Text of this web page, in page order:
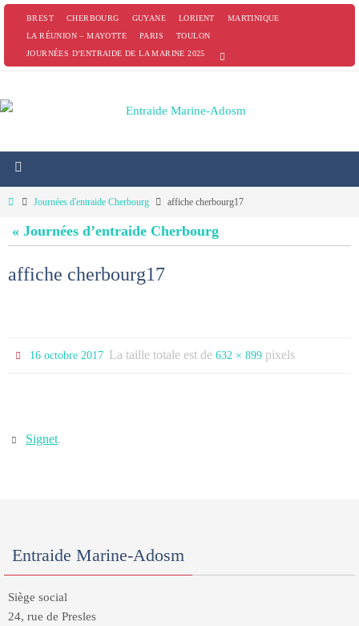
PasserBREST CHERBOURG GUYANE LORIENT
MARTINIQUE
LA RÉUNION – MAYOTTE
PARIS
TOULON
JOURNÉES D’ENTRAIDE DE LA MARINE 2025
HomeJournées d'entraide Cherbourg affiche cherbourg17
« Journées d’entraide Cherbourg
affiche cherbourg17
16 octobre 2017 La taille totale est de632 × 899 pixels
Signet.
Entraide Marine-Adosm
Siège social
24, rue de Presles